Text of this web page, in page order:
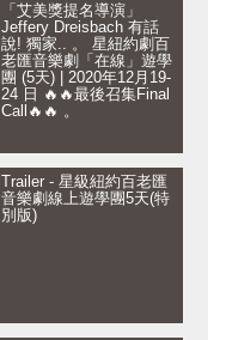
「艾美獎提名導演」
Jeffery Dreisbach 有話
說! 獨家.. 。 星紐約劇百
老匯音樂劇「在線」遊學
團 (5天) | 2020年12月19-
24 日 🔥🔥最後召集Final
Call🔥🔥 。
Trailer - 星級紐約百老匯
音樂劇線上遊學團5天(特
別版)